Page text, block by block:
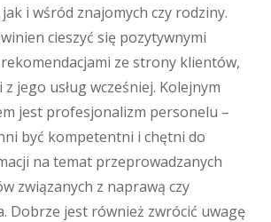
jak i wśród znajomych czy rodziny.
cieszyć się pozytywnymi
ze strony klientów,
jego usług wcześniej. Kolejnym
jest profesjonalizm personelu –
być kompetentni i chętni do
na temat przeprowadzanych
związanych z naprawą czy
Dobrze jest również zwrócić uwagę